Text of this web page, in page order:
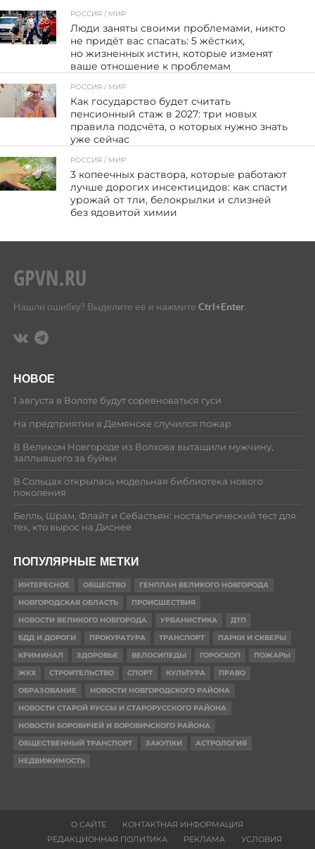
56
РОССИЯ / МИР
Люди заняты своими проблемами, никто
не придёт вас спасать: 5 жёстких,
но жизненных истин, которые изменят
ваше отношение к проблемам
136
РОССИЯ / МИР
Как государство будет считать
пенсионный стаж в 2027: три новых
правила подсчёта, о которых нужно знать
уже сейчас
108
РОССИЯ / МИР
3 копеечных раствора, которые работают
лучше дорогих инсектицидов: как спасти
урожай от тли, белокрылки и слизней
без ядовитой химии
Нашли ошибку? Выделите её и нажмите Ctrl+Enter.
НОВОЕ
1 августа в Волоте будут соревноваться гуси
На предприятии в Демянске случился пожар
В Великом Новгороде из Волхова вытащили мужчину,
заплывшего за буйки
В Сольцах открылась модельная библиотека нового
поколения
Белль, Шрам, Флайт и Себастьян: ностальгический тест для
тех, кто вырос на Диснее
ПОПУЛЯРНЫЕ МЕТКИ
ИНТЕРЕСНОЕ ОБЩЕСТВО
ГЕНПЛАН ВЕЛИКОГО НОВГОРОДА
НОВГОРОДСКАЯ ОБЛАСТЬ
ПРОИСШЕСТВИЯ
НОВОСТИ ВЕЛИКОГО НОВГОРОДА
УРБАНИСТИКА
ДТП
БДД И ДОРОГИ
ПРОКУРАТУРА ТРАНСПОРТ
ПАРКИ И СКВЕРЫ
КРИМИНАЛ
ЗДОРОВЬЕ ВЕЛОСИПЕДЫ ГОРОСКОП
ПОЖАРЫ
ЖКХ
СТРОИТЕЛЬСТВО СПОРТ КУЛЬТУРА
ПРАВО
ОБРАЗОВАНИЕ
НОВОСТИ НОВГОРОДСКОГО РАЙОНА
НОВОСТИ СТАРОЙ РУССЫ И СТАРОРУССКОГО РАЙОНА
НОВОСТИ БОРОВИЧЕЙ И БОРОВИЧСКОГО РАЙОНА
ОБЩЕСТВЕННЫЙ ТРАНСПОРТ
ЗАКУПКИ
АСТРОЛОГИЯ
НЕДВИЖИМОСТЬ
О САЙТЕ
КОНТАКТНАЯ ИНФОРМАЦИЯ
РЕДАКЦИОННАЯ ПОЛИТИКА
РЕКЛАМА УСЛОВИЯ